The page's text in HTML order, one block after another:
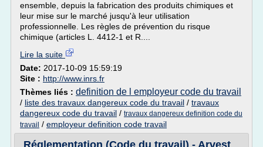
ensemble, depuis la fabrication des produits chimiques et
leur mise sur le marché jusqu'à leur utilisation
professionnelle. Les règles de prévention du risque
chimique (articles L. 4412-1 et R....
Lire la suite
Date: 2017-10-09 15:59:19
Site : http://www.inrs.fr
Thèmes liés : definition de l employeur code du travail
/ liste des travaux dangereux code du travail / travaux
dangereux code du travail / travaux dangereux definition code du
travail / employeur definition code travail
Réglementation (Code du travail) - Arvest